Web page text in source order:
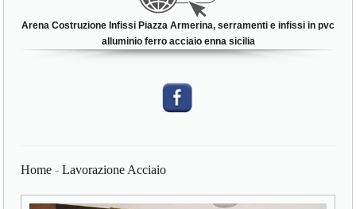
Arena Costruzione Infissi Piazza Armerina, serramenti e infissi in pvc
alluminio ferro acciaio enna sicilia
Home -Lavorazione Acciaio